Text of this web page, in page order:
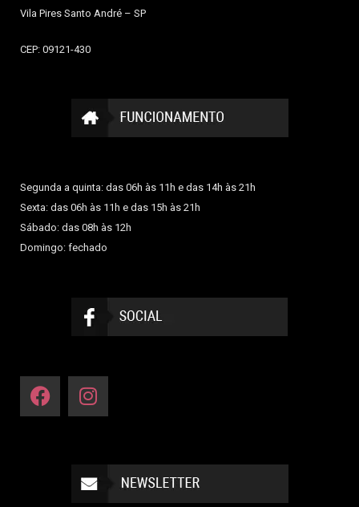
Vila Pires Santo André – SP
CEP: 09121-430
Segunda a quinta: das 06h às 11h e das 14h às 21h
Sexta: das 06h às 11h e das 15h às 21h
Sábado: das 08h às 12h
Domingo: fechado